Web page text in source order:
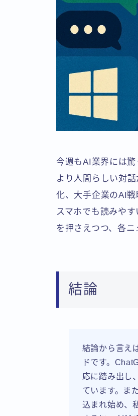
今週もAI業界には
より人間らしい対
化、大手企業のAI
スマホでも読みや
を押さえつつ、各
結論
結論から言え
ドです。
応に踏み出し
ています。ま
込まれ始め、